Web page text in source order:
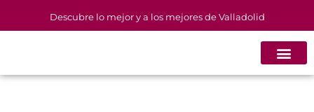
Descubre lo mejor y a los mejores de Valladolid